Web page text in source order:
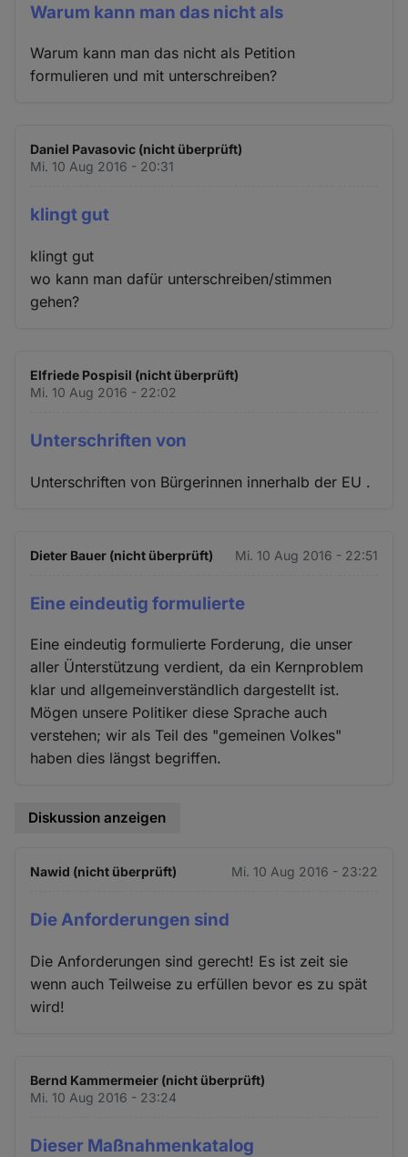
Warum kann man das nicht als
Warum kann man das nicht als Petition
formulieren und mit unterschreiben?
Daniel Pavasovic (nicht überprüft)
Mi. 10 Aug 2016 - 20:31
klingt gut
klingt gut
wo kann man dafür unterschreiben/stimmen
gehen?
Elfriede Pospisil (nicht überprüft)
Mi. 10 Aug 2016 - 22:02
Unterschriften von
Unterschriften von Bürgerinnen innerhalb der EU .
Dieter Bauer (nicht überprüft) Mi. 10 Aug 2016 - 22:51
Eine eindeutig formulierte
Eine eindeutig formulierte Forderung, die unser
aller Ünterstützung verdient, da ein Kernproblem
klar und allgemeinverständlich dargestellt ist.
Mögen unsere Politiker diese Sprache auch
verstehen; wir als Teil des "gemeinen Volkes"
haben dies längst begriffen.
Diskussion anzeigen
Nawid (nicht überprüft) Mi. 10 Aug 2016 - 23:22
Die Anforderungen sind
Die Anforderungen sind gerecht! Es ist zeit sie
wenn auch Teilweise zu erfüllen bevor es zu spät
wird!
Bernd Kammermeier (nicht überprüft)
Mi. 10 Aug 2016 - 23:24
Dieser Maßnahmenkatalog